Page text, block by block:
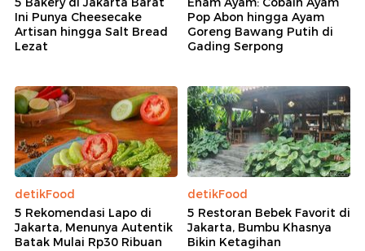
Ini Punya Cheesecake
Artisan hingga Salt Bread
Lezat
Pop Abon hingga Ayam
Goreng Bawang Putih di
Gading Serpong
detikFood
5 Rekomendasi Lapo di
Jakarta, Menunya Autentik
Batak Mulai Rp30 Ribuan
detikFood
5 Restoran Bebek Favorit di
Jakarta, Bumbu Khasnya
Bikin Ketagihan